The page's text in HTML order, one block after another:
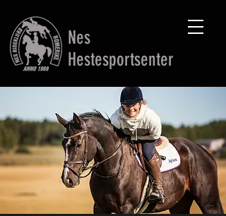
Nes
Hestesportsenter